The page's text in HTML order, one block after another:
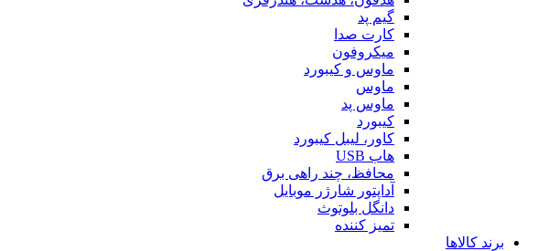
گیم پد
کارت صدا
میکروفون
ماوس و کیبورد
ماوس
ماوس پد
کیبورد
کاور، لیبل کیبورد
هاب USB
محافظ، چند راهی برق
آداپتور شارژر موبایل
دانگل بلوتوث
تمیز کننده
برند کالاها